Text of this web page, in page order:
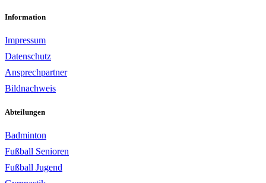
Information
Impressum
Datenschutz
Ansprechpartner
Bildnachweis
Abteilungen
Badminton
Fußball Senioren
Fußball Jugend